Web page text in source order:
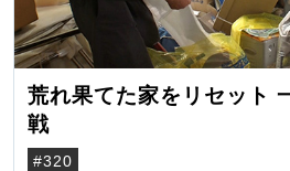
荒れ果てた家をリセット
戦
#320